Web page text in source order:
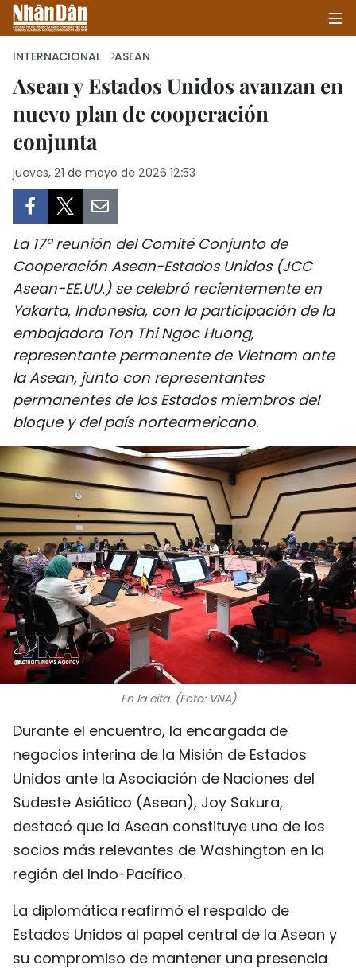
INICIO
SALUD - MEDIO AMBIENTE
CULTURA - ENTRETENIMIENTO
INTERNACIONAL
DEPORTES
VIAJES
PUENTE DE AMISTAD
HISTORIAS MULTIMEDIA
FOTOGRAFÍA
¿QUIÉNES SOMOS?
TIẾNG VIỆT
ENGLISH
中文
FRANÇAIS
РУССКИЙ
INTERNACIONAL ASEAN
Asean y Estados Unidos avanzan en
nuevo plan de cooperación
conjunta
jueves, 21 de mayo de 2026 12:53
La 17ª reunión del Comité Conjunto de
Cooperación Asean-Estados Unidos (JCC
Asean-EE.UU.) se celebró recientemente en
Yakarta, Indonesia, con la participación de la
embajadora Ton Thi Ngoc Huong,
representante permanente de Vietnam ante
la Asean, junto con representantes
permanentes de los Estados miembros del
bloque y del país norteamericano.
En la cita. (Foto: VNA)
Durante el encuentro, la encargada de
negocios interina de la Misión de Estados
Unidos ante la Asociación de Naciones del
Sudeste Asiático (Asean), Joy Sakura,
destacó que la Asean constituye uno de los
socios más relevantes de Washington en la
región del Indo-Pacífico.
La diplomática reafirmó el respaldo de
Estados Unidos al papel central de la Asean y
su compromiso de mantener una presencia